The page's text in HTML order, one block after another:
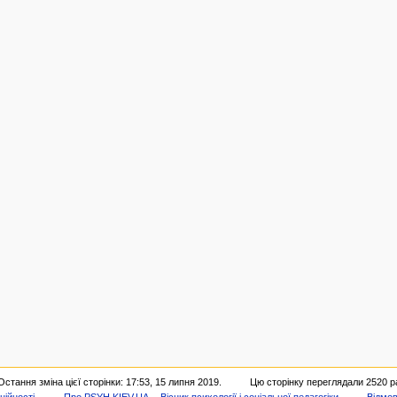
зміна цієї сторінки: 17:53, 15 липня 2019.
Цю сторінку переглядали 2520